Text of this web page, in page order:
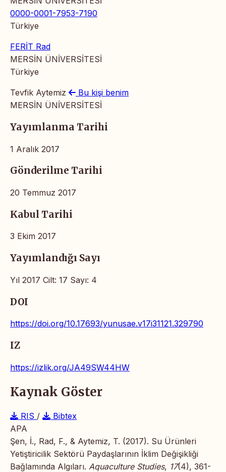
0000-0001-7953-7190
Türkiye
FERİT Rad
MERSİN ÜNİVERSİTESİ
Türkiye
Tevfik Aytemiz
Bu kişi benim
MERSİN ÜNİVERSİTESİ
Yayımlanma Tarihi
1 Aralık 2017
Gönderilme Tarihi
20 Temmuz 2017
Kabul Tarihi
3 Ekim 2017
Yayımlandığı Sayı
Yıl 2017 Cilt: 17 Sayı: 4
DOI
https://doi.org/10.17693/yunusae.v17i31121.329790
IZ
https://izlik.org/JA49SW44HW
Kaynak Göster
RIS /
Bibtex
APA
Şen, İ., Rad, F., & Aytemiz, T. (2017). Su Ürünleri
Yetiştiricilik Sektörü Paydaşlarının İklim Değişikliği
Bağlamında Algıları. Aquaculture Studies, 17(4), 361-